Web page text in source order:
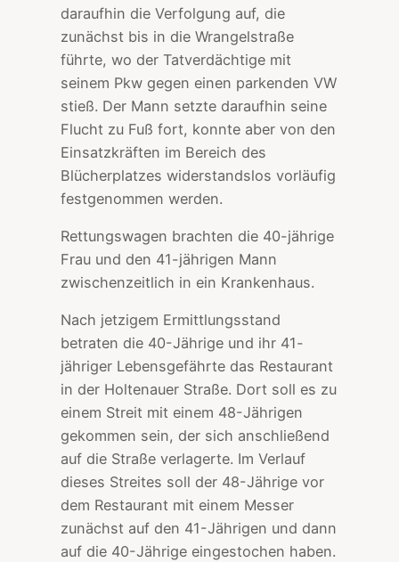
daraufhin die Verfolgung auf, die
zunächst bis in die Wrangelstraße
führte, wo der Tatverdächtige mit
seinem Pkw gegen einen parkenden VW
stieß. Der Mann setzte daraufhin seine
Flucht zu Fuß fort, konnte aber von den
Einsatzkräften im Bereich des
Blücherplatzes widerstandslos vorläufig
festgenommen werden.
Rettungswagen brachten die 40-jährige
Frau und den 41-jährigen Mann
zwischenzeitlich in ein Krankenhaus.
Nach jetzigem Ermittlungsstand
betraten die 40-Jährige und ihr 41-
jähriger Lebensgefährte das Restaurant
in der Holtenauer Straße. Dort soll es zu
einem Streit mit einem 48-Jährigen
gekommen sein, der sich anschließend
auf die Straße verlagerte. Im Verlauf
dieses Streites soll der 48-Jährige vor
dem Restaurant mit einem Messer
zunächst auf den 41-Jährigen und dann
auf die 40-Jährige eingestochen haben.